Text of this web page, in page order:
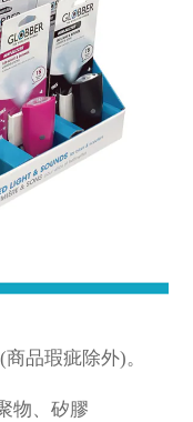
(商品瑕疵除外)。
物、 矽膠